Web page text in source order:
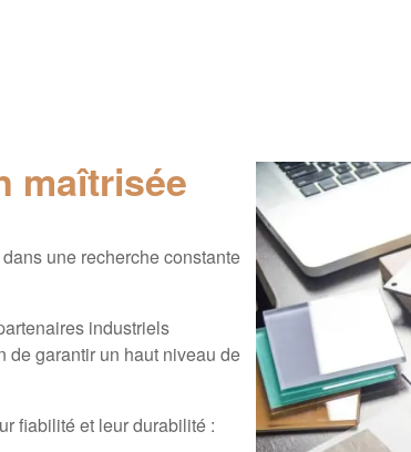
maîtrisée
dans une recherche constante
industriels
de garantir un haut niveau de
fiabilité et leur durabilité :